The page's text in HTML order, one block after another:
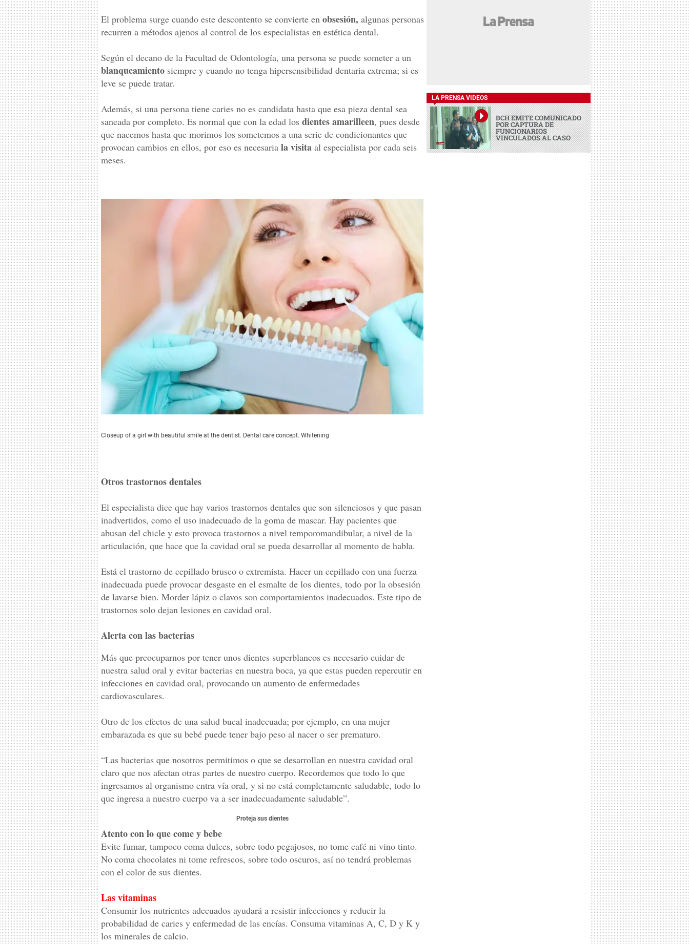
El problema surge cuando este descontento se convierte en obsesión, algunas personas
recurren a métodos ajenos al control de los especialistas en estética dental.
Según el decano de la Facultad de Odontología, una persona se puede someter a un
blanqueamiento siempre y cuando no tenga hipersensibilidad dentaria extrema; si es
leve se puede tratar.
Además, si una persona tiene caries no es candidata hasta que esa pieza dental sea
saneada por completo. Es normal que con la edad los dientes amarilleen, pues desde
que nacemos hasta que morimos los sometemos a una serie de condicionantes que
provocan cambios en ellos, por eso es necesaria la visita al especialista por cada seis
meses.
Closeup of a girl with beautiful smile at the dentist. Dental care concept. Whitening
Otros trastornos dentales
El especialista dice que hay varios trastornos dentales que son silenciosos y que pasan
inadvertidos, como el uso inadecuado de la goma de mascar. Hay pacientes que
abusan del chicle y esto provoca trastornos a nivel temporomandibular, a nivel de la
articulación, que hace que la cavidad oral se pueda desarrollar al momento de habla.
Está el trastorno de cepillado brusco o extremista. Hacer un cepillado con una fuerza
inadecuada puede provocar desgaste en el esmalte de los dientes, todo por la obsesión
de lavarse bien. Morder lápiz o clavos son comportamientos inadecuados. Este tipo de
trastornos solo dejan lesiones en cavidad oral.
Alerta con las bacterias
Más que preocuparnos por tener unos dientes superblancos es necesario cuidar de
nuestra salud oral y evitar bacterias en nuestra boca, ya que estas pueden repercutir en
infecciones en cavidad oral, provocando un aumento de enfermedades
cardiovasculares.
Otro de los efectos de una salud bucal inadecuada; por ejemplo, en una mujer
embarazada es que su bebé puede tener bajo peso al nacer o ser prematuro.
“Las bacterias que nosotros permitimos o que se desarrollan en nuestra cavidad oral
claro que nos afectan otras partes de nuestro cuerpo. Recordemos que todo lo que
ingresamos al organismo entra vía oral, y si no está completamente saludable, todo lo
que ingresa a nuestro cuerpo va a ser inadecuadamente saludable”.
Proteja sus dientes
Atento con lo que come y bebe
Evite fumar, tampoco coma dulces, sobre todo pegajosos, no tome café ni vino tinto.
No coma chocolates ni tome refrescos, sobre todo oscuros, así no tendrá problemas
con el color de sus dientes.
Las vitaminas
Consumir los nutrientes adecuados ayudará a resistir infecciones y reducir la
probabilidad de caries y enfermedad de las encías. Consuma vitaminas A, C, D y K y
los minerales de calcio.
LA PRENSA VIDEOS
BCH EMITE COMUNICADO
POR CAPTURA DE
FUNCIONARIOS
VINCULADOS AL CASO